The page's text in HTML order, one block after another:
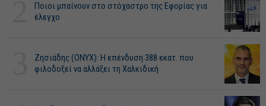
Ποιοι μπαίνουν στο στόχαστρο της Εφορίας για
έλεγχο
Ζησιάδης (ONYX): Η επένδυση 388 εκατ. που
φιλοδοξεί να αλλάξει τη Χαλκιδική